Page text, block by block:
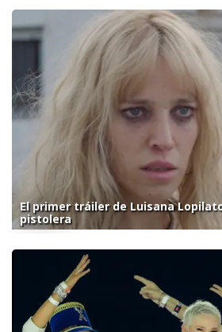
El primer tráiler de Luisana
pistolera